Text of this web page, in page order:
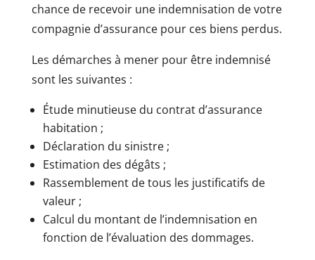
chance de recevoir une indemnisation de votre
compagnie d’assurance pour ces biens perdus.
Les démarches à mener pour être indemnisé
sont les suivantes :
Étude minutieuse du contrat d’assurance
habitation ;
Déclaration du sinistre ;
Estimation des dégâts ;
Rassemblement de tous les justificatifs de
valeur ;
Calcul du montant de l’indemnisation en
fonction de l’évaluation des dommages.